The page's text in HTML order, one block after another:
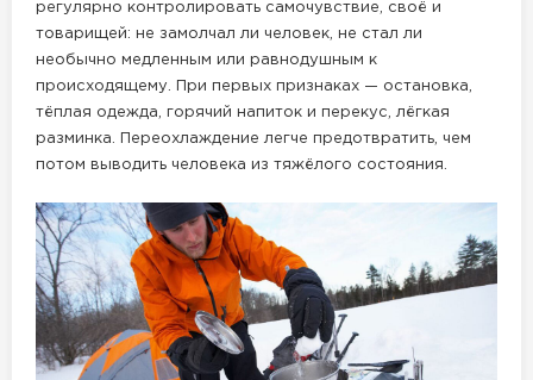
регулярно контролировать самочувствие, своё и
товарищей: не замолчал ли человек, не стал ли
необычно медленным или равнодушным к
происходящему. При первых признаках — остановка,
тёплая одежда, горячий напиток и перекус, лёгкая
разминка. Переохлаждение легче предотвратить, чем
потом выводить человека из тяжёлого состояния.